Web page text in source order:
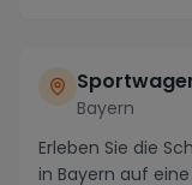
Bayern
Erleben Sie die
in Bayern auf